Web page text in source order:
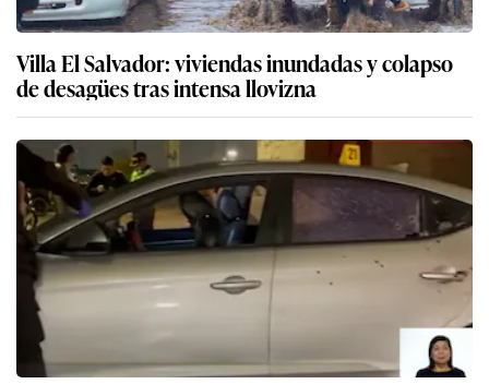
Villa El Salvador: viviendas inundadas y colapso
de desagües tras intensa llovizna